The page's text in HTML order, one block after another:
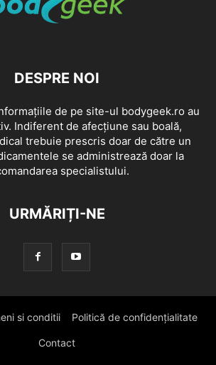
DESPRE NOI
de pe site-ul bodygeek.ro au
Indiferent de afecțiune sau boală,
trebuie prescris doar de către un
se administrează doar la
specialistului.
URMĂRIȚI-NE
si conditii Politică de confidențialitate
Contact